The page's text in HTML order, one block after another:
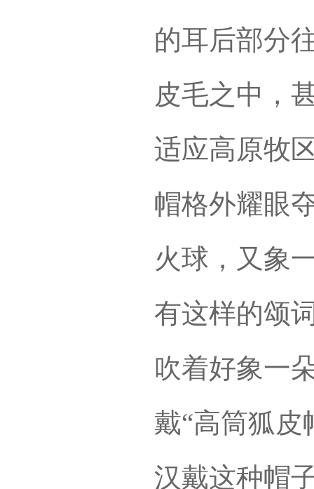
的耳后部分
皮毛之中，
适应高原牧
帽格外耀眼
火球，又象
有这样的颂
吹着好象一
戴“高筒狐皮
汉戴这种帽